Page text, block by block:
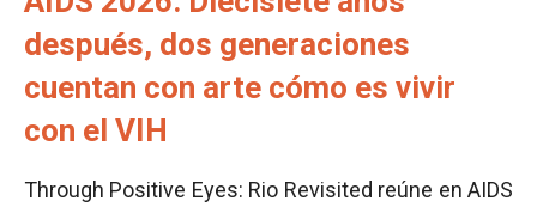
después, dos generaciones
cuentan con arte cómo es vivir
con el VIH
Through Positive Eyes: Rio Revisited reúne en AIDS